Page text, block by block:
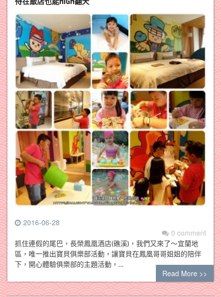
2016-06-28
0 comment
抓住連假的尾巴，長榮鳳凰酒店(礁溪)，我們又來了～宜蘭地
區，唯一推出寶貝俱樂部活動，讓寶貝在鳳凰哥哥姐姐的陪伴
下，開心體驗俱樂部的主題活動，…
Read More >>